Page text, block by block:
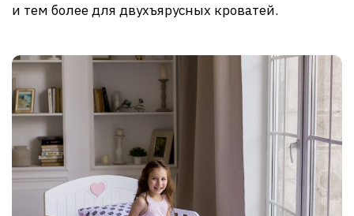
и тем более для двухъярусных кроватей.